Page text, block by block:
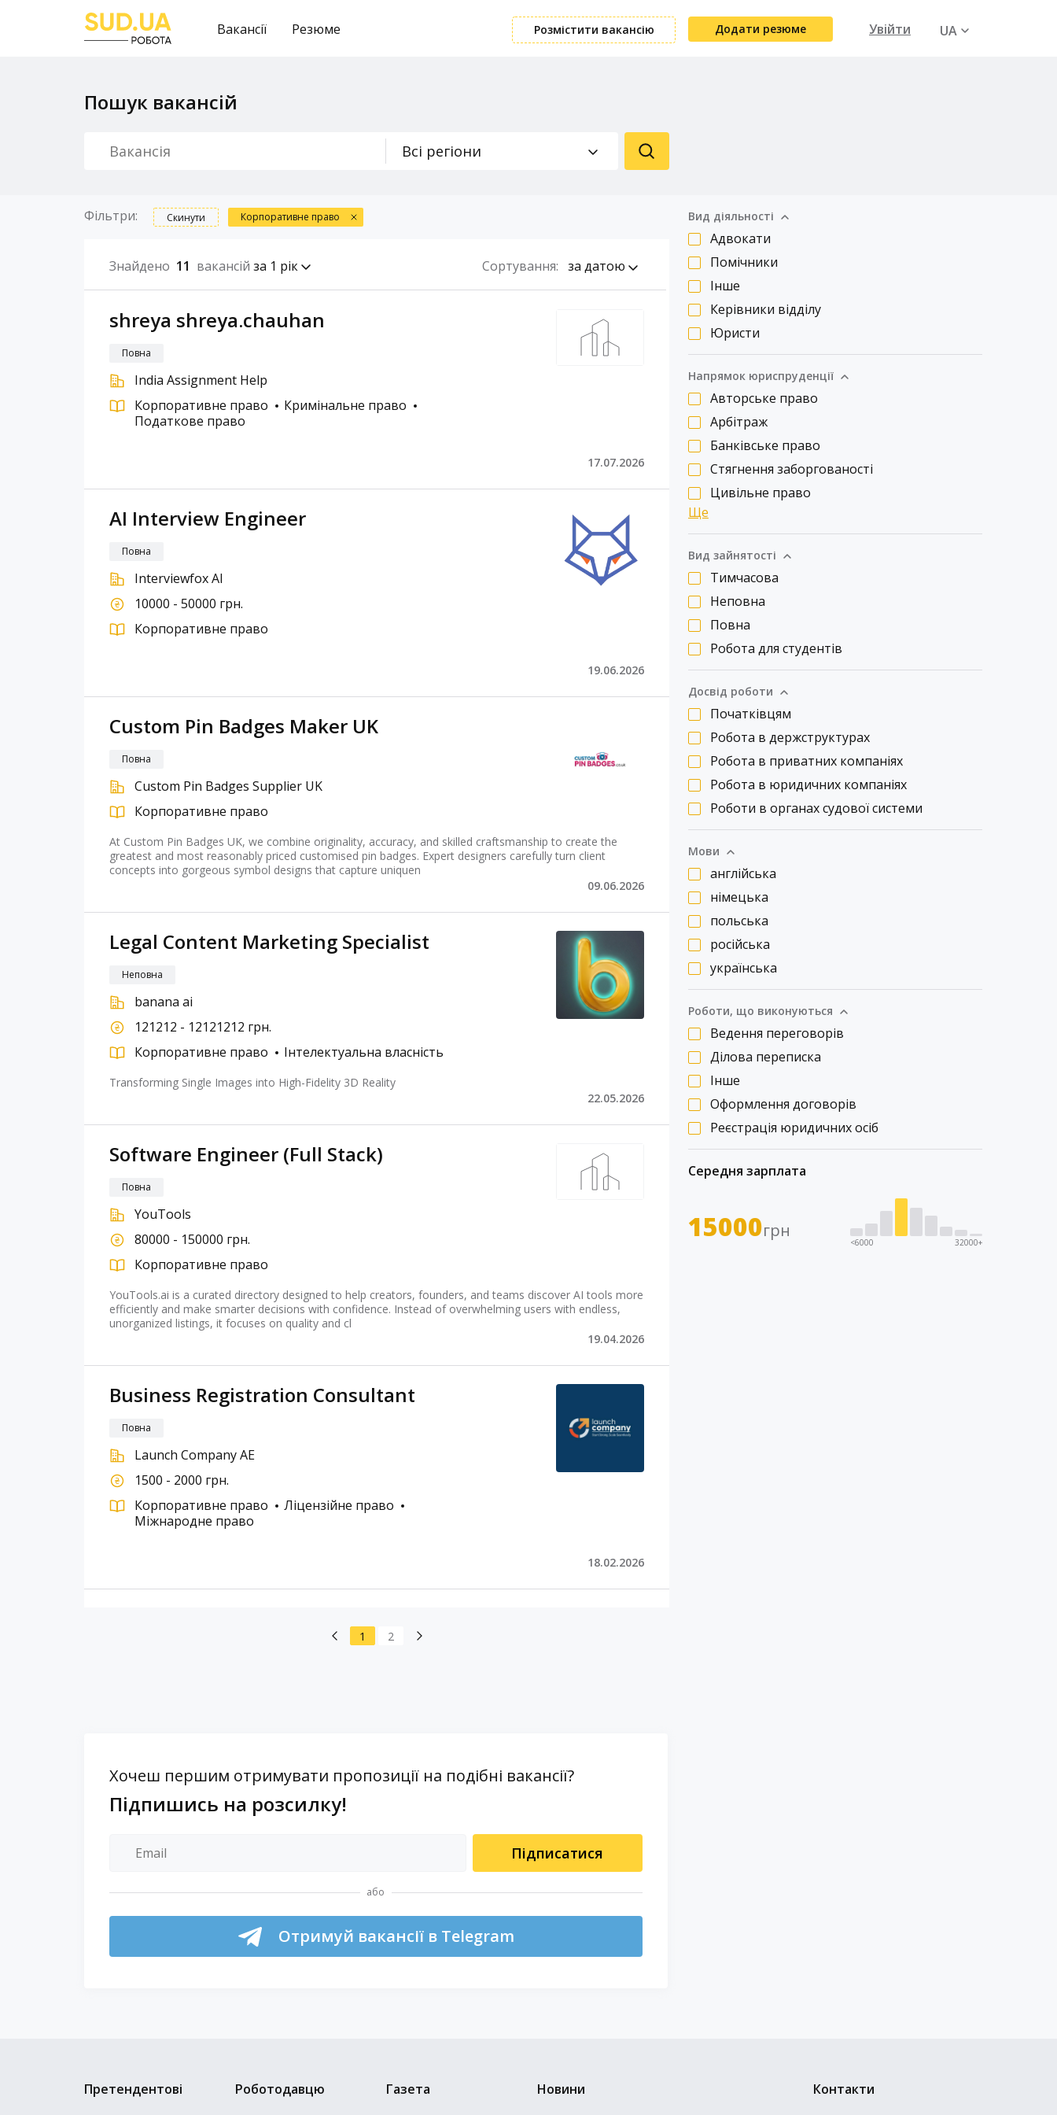
Вакансії Резюме Розмістити вакансію Додати резюме
Увійти
UA
Пошук вакансій
Всі регіони
Вид діяльності
Адвокати
Помічники
Інше
Керівники відділу
Юристи
Напрямок юриспруденції
Авторське право
Арбітраж
Банківське право
Стягнення заборгованості
Цивільне право
Ще
Вид зайнятості
Тимчасова
Неповна
Повна
Робота для студентів
Досвід роботи
Початківцям
Робота в держструктурах
Робота в приватних компаніях
Робота в юридичних компаніях
Роботи в органах судової системи
Мови
англійська
німецька
польська
російська
українська
Роботи, що виконуються
Ведення переговорів
Ділова переписка
Інше
Оформлення договорів
Реєстрація юридичних осіб
Середня зарплата
15000грн
<6000 32000+
Фільтри: Скинути Корпоративне право
Знайдено 11 вакансій за 1 рік Сортування: за датою
shreya shreya.chauhan
Повна
India Assignment Help
Корпоративне право
Кримінальне право
Податкове право
17.07.2026
AI Interview Engineer
Повна
Interviewfox AI
10000 - 50000 грн.
Корпоративне право
19.06.2026
Custom Pin Badges Maker UK
Повна
Custom Pin Badges Supplier UK
Корпоративне право
At Custom Pin Badges UK, we combine originality, accuracy, and skilled craftsmanship to create the
greatest and most reasonably priced customised pin badges. Expert designers carefully turn client
concepts into gorgeous symbol designs that capture uniquen
09.06.2026
Legal Content Marketing Specialist
Неповна
banana ai
121212 - 12121212 грн.
Корпоративне право
Інтелектуальна власність
Transforming Single Images into High-Fidelity 3D Reality
22.05.2026
Software Engineer (Full Stack)
Повна
YouTools
80000 - 150000 грн.
Корпоративне право
YouTools.ai is a curated directory designed to help creators, founders, and teams discover AI tools more
efficiently and make smarter decisions with confidence. Instead of overwhelming users with endless,
unorganized listings, it focuses on quality and cl
19.04.2026
Business Registration Consultant
Повна
Launch Company AE
1500 - 2000 грн.
Корпоративне право
Ліцензійне право
Міжнародне право
18.02.2026
1 2
Хочеш першим отримувати пропозиції на подібні вакансії?
Підпишись на розсилку!
Підписатися
або
Отримуй вакансії в Telegram
Претендентові Роботодавцю Газета Новини
Контакти